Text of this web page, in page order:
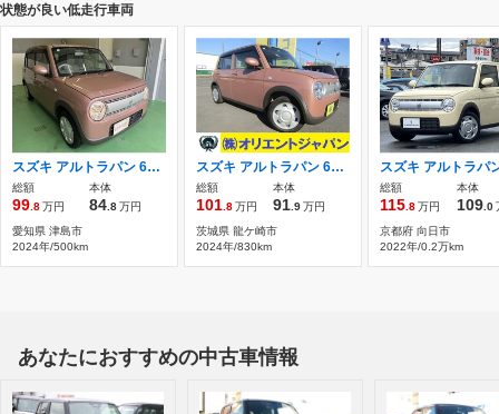
状態が良い低走行車両
スズキ アルトラパン 660 G ワンオーナー 禁煙
総額
99.8万円
本体
84.8万円
愛知県 津島市
2024年/500km
スズキ アルトラパン 660 L ワンオーナー/衝突被害軽減ブレーキ/ディス
総額
101.8万円
本体
91.9万円
茨城県 龍ケ崎市
2024年/830km
総額
115.8万円
本体
109.0
京都府 向日市
2022年/0.2万km
あなたにおすすめの中古車情報